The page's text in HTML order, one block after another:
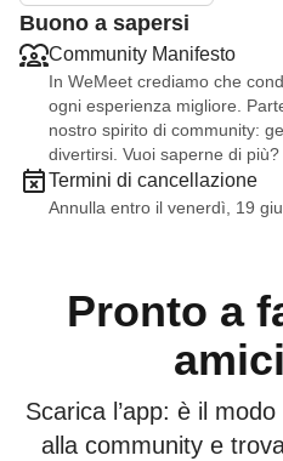
Buono a sapersi
Community Manifesto
In WeMeet crediamo che
ogni esperienza migliore.
nostro spirito di community:
divertirsi. Vuoi saperne di
Termini di cancellazione
Annulla entro il venerdì, 19
Pronto a
Scarica l’app: è il
alla community e